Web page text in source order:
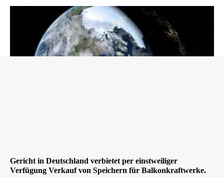
Gericht in Deutschland verbietet per einstweiliger
Verfügung Verkauf von Speichern für Balkonkraftwerke.